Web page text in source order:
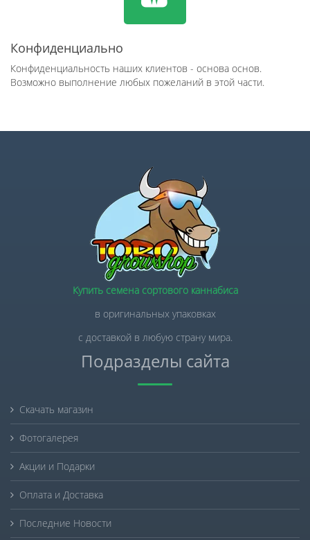
Конфиденциально
Конфиденциальность наших клиентов - основа основ.
Возможно выполнение любых пожеланий в этой части.
Купить семена сортового каннабиса
в оригинальных упаковках
с доставкой в любую страну мира.
Подразделы сайта
Скачать магазин
Фотогалерея
Акции и Подарки
Оплата и Доставка
Последние Новости